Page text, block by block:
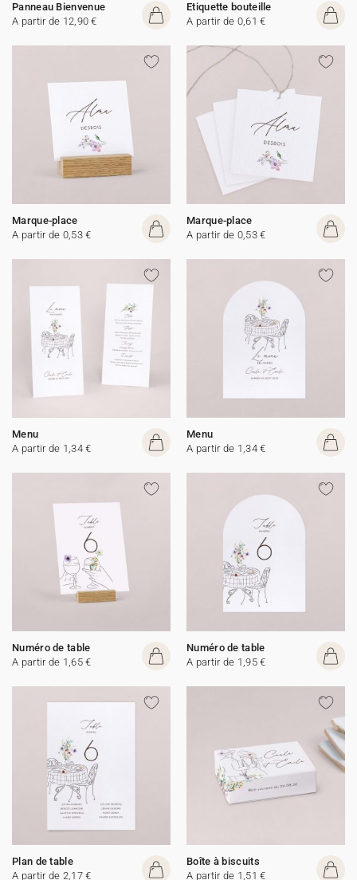
Panneau Bienvenue
A partir de 12,90 €
Etiquette bouteille
A partir de 0,61 €
Marque-place
A partir de 0,53 €
Marque-place
A partir de 0,53 €
Menu
A partir de 1,34 €
Menu
A partir de 1,34 €
Numéro de table
A partir de 1,65 €
Numéro de table
A partir de 1,95 €
Plan de table
A partir de 2,17 €
Boîte à biscuits
A partir de 1,51 €